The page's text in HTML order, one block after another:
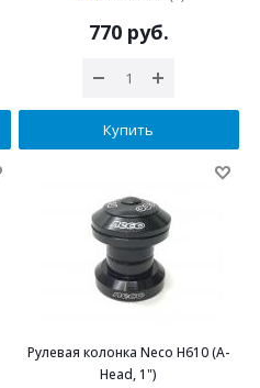
770 руб.
Купить
Рулевая колонка Neco H610 (A-
Head, 1")